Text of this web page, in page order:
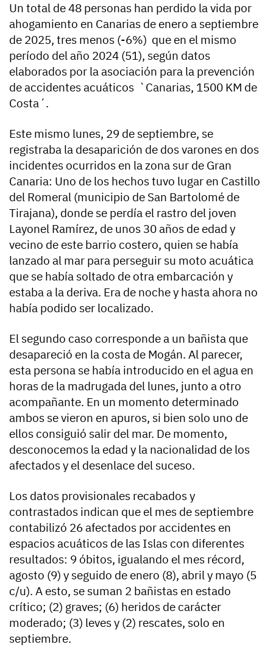
Un total de 48 personas han perdido la vida por
ahogamiento en Canarias de enero a septiembre
de 2025, tres menos (-6%) que en el mismo
período del año 2024 (51), según datos
elaborados por la asociación para la prevención
de accidentes acuáticos `Canarias, 1500 KM de
Costa´.
Este mismo lunes, 29 de septiembre, se
registraba la desaparición de dos varones en dos
incidentes ocurridos en la zona sur de Gran
Canaria: Uno de los hechos tuvo lugar en Castillo
del Romeral (municipio de San Bartolomé de
Tirajana), donde se perdía el rastro del joven
Layonel Ramírez, de unos 30 años de edad y
vecino de este barrio costero, quien se había
lanzado al mar para perseguir su moto acuática
que se había soltado de otra embarcación y
estaba a la deriva. Era de noche y hasta ahora no
había podido ser localizado.
El segundo caso corresponde a un bañista que
desapareció en la costa de Mogán. Al parecer,
esta persona se había introducido en el agua en
horas de la madrugada del lunes, junto a otro
acompañante. En un momento determinado
ambos se vieron en apuros, si bien solo uno de
ellos consiguió salir del mar. De momento,
desconocemos la edad y la nacionalidad de los
afectados y el desenlace del suceso.
Los datos provisionales recabados y
contrastados indican que el mes de septiembre
contabilizó 26 afectados por accidentes en
espacios acuáticos de las Islas con diferentes
resultados: 9 óbitos, igualando el mes récord,
agosto (9) y seguido de enero (8), abril y mayo (5
c/u). A esto, se suman 2 bañistas en estado
crítico; (2) graves; (6) heridos de carácter
moderado; (3) leves y (2) rescates, solo en
septiembre.